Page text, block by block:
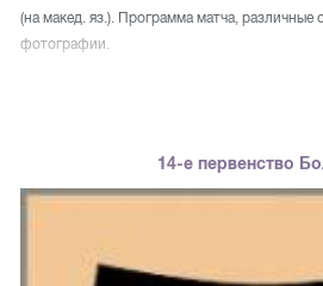
(на макед. яз.). Программа матча, различные
фотографии.
14-е первенство